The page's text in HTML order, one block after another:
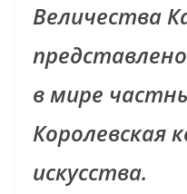
Величества
в мире
Королевская
искусства.